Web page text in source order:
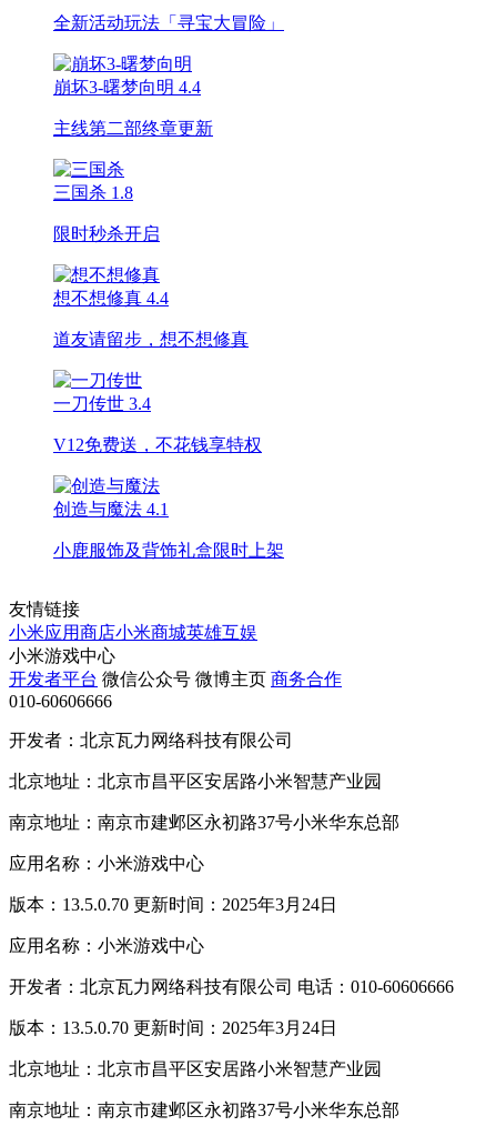
全新活动玩法「寻宝大冒险」
崩坏3-曙梦向明 4.4
主线第二部终章更新
三国杀 1.8
限时秒杀开启
想不想修真 4.4
道友请留步，想不想修真
一刀传世 3.4
V12免费送，不花钱享特权
创造与魔法 4.1
小鹿服饰及背饰礼盒限时上架
友情链接
小米应用商店小米商城英雄互娱
小米游戏中心
开发者平台 微信公众号 微博主页 商务合作
010-60606666
开发者：北京瓦力网络科技有限公司
北京地址：北京市昌平区安居路小米智慧产业园
南京地址：南京市建邺区永初路37号小米华东总部
应用名称：小米游戏中心
版本：13.5.0.70 更新时间：2025年3月24日
应用名称：小米游戏中心
开发者：北京瓦力网络科技有限公司 电话：010-60606666
版本：13.5.0.70 更新时间：2025年3月24日
北京地址：北京市昌平区安居路小米智慧产业园
南京地址：南京市建邺区永初路37号小米华东总部